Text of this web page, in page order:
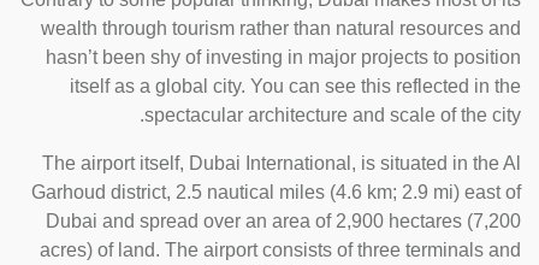
wealth through tourism rather than natural resources and
hasn’t been shy of investing in major projects to position
itself as a global city. You can see this reflected in the
spectacular architecture and scale of the city.
The airport itself, Dubai International, is situated in the Al
Garhoud district, 2.5 nautical miles (4.6 km; 2.9 mi) east of
Dubai and spread over an area of 2,900 hectares (7,200
acres) of land. The airport consists of three terminals and